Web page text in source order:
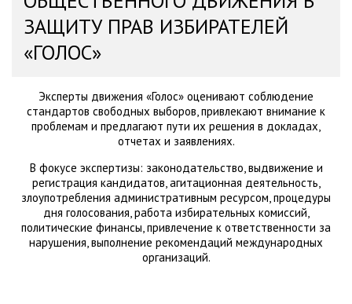
ЗАЩИТУ ПРАВ ИЗБИРАТЕЛЕЙ
«ГОЛОС»
Эксперты движения «Голос» оценивают соблюдение
стандартов свободных выборов, привлекают внимание к
проблемам и предлагают пути их решения в докладах,
отчетах и заявлениях.
В фокусе экспертизы: законодательство, выдвижение и
регистрация кандидатов, агитационная деятельность,
злоупотребления административным ресурсом, процедуры
дня голосования, работа избирательных комиссий,
политические финансы, привлечение к ответственности за
нарушения, выполнение рекомендаций международных
организаций.